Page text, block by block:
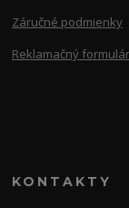
Záručné podmienky
Reklamačný formulár
KONTAKTY